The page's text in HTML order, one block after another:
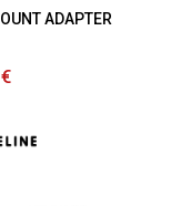
ADAPTER